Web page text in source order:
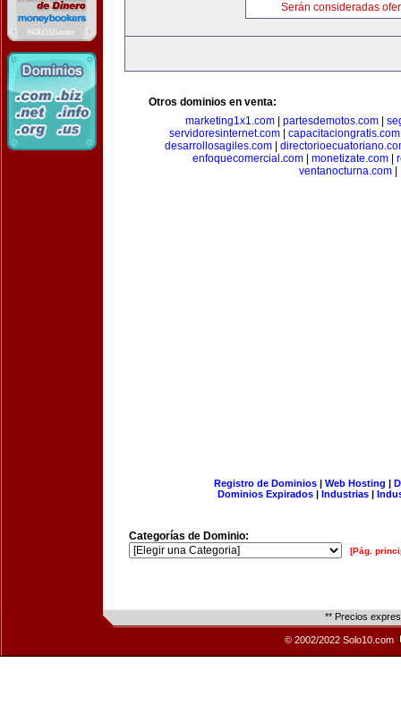
Serán consideradas
Otros dominios en venta:
marketing1x1.com| partesdemotos.com|
servidoresinternet.com| capacitaciongratis.com
desarrollosagiles.com
enfoquecomercial.com
monetizate.com
ventanocturna.com
Registro de Dominios| Web Hosting |
Dominios Expirados | Industrias |
Categorías de Dominio:
[Pág.
** Precios
© 2002/2022 Solo10.com